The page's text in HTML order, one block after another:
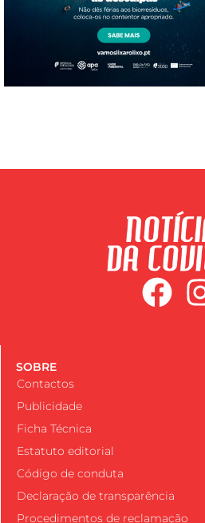
SOBRE
Contactos
Publicidade
Ficha Técnica
Estatuto editorial
Código de conduta
Declaração de transparência
Procedimentos de reclamação